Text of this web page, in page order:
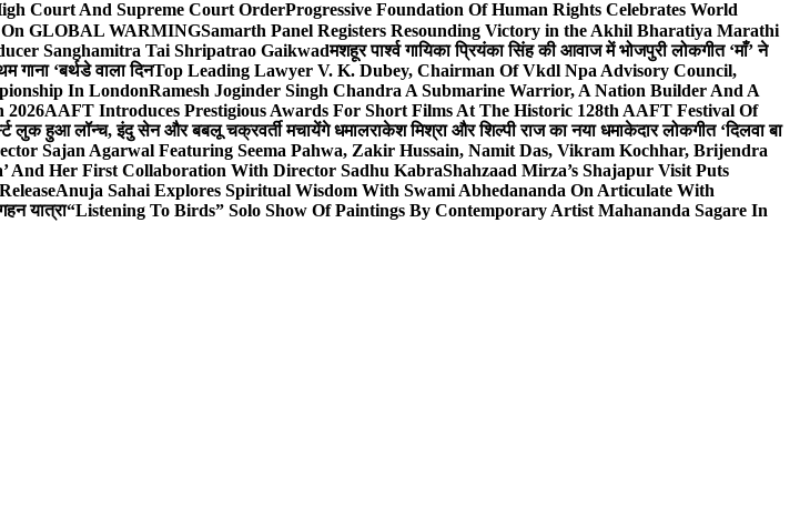
Court And Supreme Court OrderProgressive Foundation Of Human Rights Celebrates World
On GLOBAL WARMINGSamarth Panel Registers Resounding Victory in the Akhil Bharatiya Marathi
Sanghamitra Tai Shripatrao Gaikwadमशहूर पार्श्व गायिका प्रियंका सिंह की आवाज में भोजपुरी लोकगीत ‘माँ’ ने
गाना ‘बर्थडे वाला दिनTop Leading Lawyer V. K. Dubey, Chairman Of Vkdl Npa Advisory Council,
In LondonRamesh Joginder Singh Chandra A Submarine Warrior, A Nation Builder And A
2026AAFT Introduces Prestigious Awards For Short Films At The Historic 128th AAFT Festival Of
लुक हुआ लॉन्च, इंदु सेन और बबलू चक्रवर्ती मचायेंगे धमालराकेश मिश्रा और शिल्पी राज का नया धमाकेदार लोकगीत ‘दिलवा बा
Sajan Agarwal Featuring Seema Pahwa, Zakir Hussain, Namit Das, Vikram Kochhar, Brijendra
And Her First Collaboration With Director Sadhu KabraShahzaad Mirza’s Shajapur Visit Puts
Anuja Sahai Explores Spiritual Wisdom With Swami Abhedananda On Articulate With
यात्रा“Listening To Birds” Solo Show Of Paintings By Contemporary Artist Mahananda Sagare In